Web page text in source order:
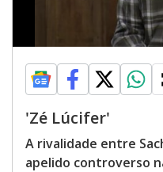
'Zé Lúcifer'
A rivalidade entre
apelido controverso